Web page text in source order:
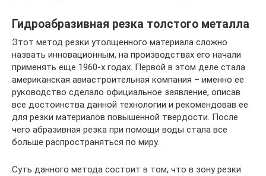
Гидроабразивная резка толстого металла
Этот метод резки утолщенного материала сложно
назвать инновационным, на производствах его начали
применять еще 1960-х годах. Первой в этом деле стала
американская авиастроительная компания – именно ее
руководство сделало официальное заявление, описав
все достоинства данной технологии и рекомендовав ее
для резки материалов повышенной твердости. После
чего абразивная резка при помощи воды стала все
больше распространяться по миру.
Суть данного метода состоит в том, что в зону резки